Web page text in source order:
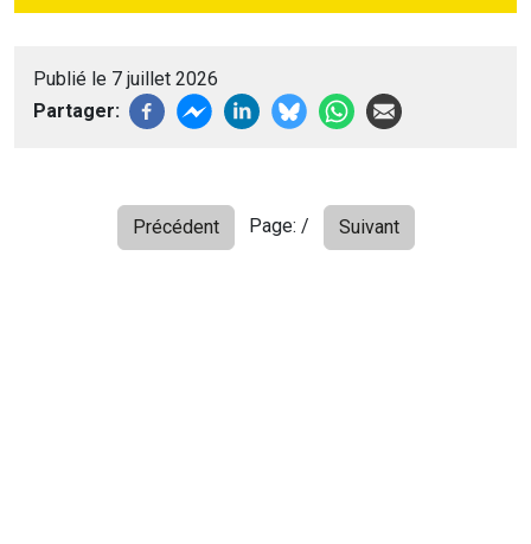
Publié le 7 juillet 2026
Partager
Précédent Page: / Suivant